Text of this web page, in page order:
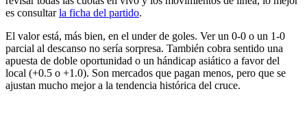
es consultarla ficha del partido.
El valor está, más bien, en el under de goles. Ver un 0-0 o un 1-0
parcial al descanso no sería sorpresa. También cobra sentido una
apuesta de doble oportunidad o un hándicap asiático a favor del
local (+0.5 o +1.0). Son mercados que pagan menos, pero que se
ajustan mucho mejor a la tendencia histórica del cruce.